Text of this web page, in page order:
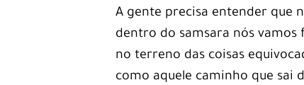
A gente precisa entender que
dentro do samsara nós vamos
no terreno das coisas
como aquele caminho que sai